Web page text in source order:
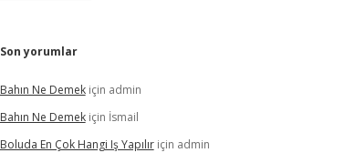
Son yorumlar
Bahın Ne Demekiçin admin
Bahın Ne Demekiçin İsmail
Boluda En Çok Hangi Iş Yapılıriçin admin